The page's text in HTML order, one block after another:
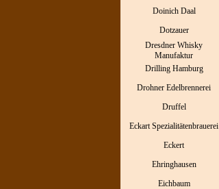
Doinich Daal
Dotzauer
Dresdner Whisky
Manufaktur
Drilling Hamburg
Drohner Edelbrennerei
Druffel
Eckart Spezialitätenbrauerei
Eckert
Ehringhausen
Eichbaum